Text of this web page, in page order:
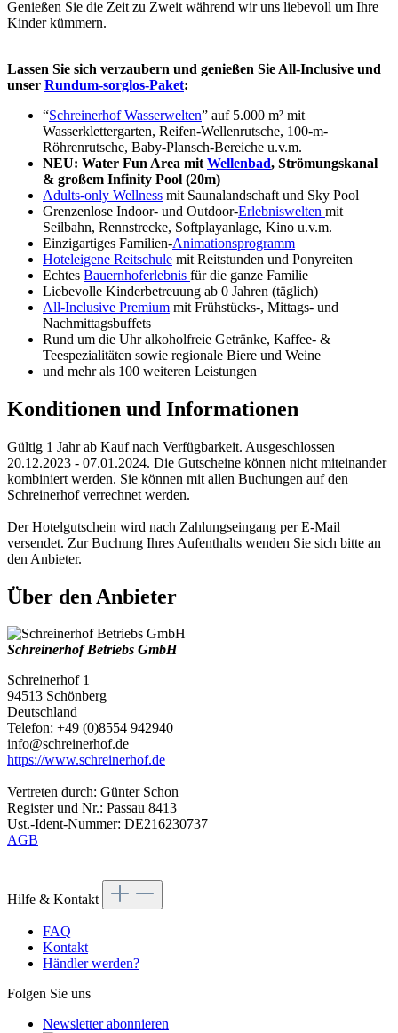
Genießen Sie die Zeit zu Zweit während wir uns liebevoll um Ihre
Kinder kümmern.
Lassen Sie sich verzaubern und genießen Sie All-Inclusive und
unser Rundum-sorglos-Paket:
“Schreinerhof Wasserwelten” auf 5.000 m² mit
Wasserklettergarten, Reifen-Wellenrutsche, 100-m-
Röhrenrutsche, Baby-Plansch-Bereiche u.v.m.
NEU: Water Fun Area mit Wellenbad, Strömungskanal
& großem Infinity Pool (20m)
Adults-only Wellness mit Saunalandschaft und Sky Pool
Grenzenlose Indoor- und Outdoor-Erlebniswelten mit
Seilbahn, Rennstrecke, Softplayanlage, Kino u.v.m.
Einzigartiges Familien-Animationsprogramm
Hoteleigene Reitschule mit Reitstunden und Ponyreiten
Echtes Bauernhoferlebnis für die ganze Familie
Liebevolle Kinderbetreuung ab 0 Jahren (täglich)
All-Inclusive Premium mit Frühstücks-, Mittags- und
Nachmittagsbuffets
Rund um die Uhr alkoholfreie Getränke, Kaffee- &
Teespezialitäten sowie regionale Biere und Weine
und mehr als 100 weiteren Leistungen
Konditionen und Informationen
Gültig 1 Jahr ab Kauf nach Verfügbarkeit. Ausgeschlossen
20.12.2023 - 07.01.2024. Die Gutscheine können nicht miteinander
kombiniert werden. Sie können mit allen Buchungen auf den
Schreinerhof verrechnet werden.
Der Hotelgutschein wird nach Zahlungseingang per E-Mail
versendet. Zur Buchung Ihres Aufenthalts wenden Sie sich bitte an
den Anbieter.
Über den Anbieter
Schreinerhof Betriebs GmbH
Schreinerhof 1
94513 Schönberg
Deutschland
Telefon: +49 (0)8554 942940
info@schreinerhof.de
https://www.schreinerhof.de
Vertreten durch: Günter Schon
Register und Nr.: Passau 8413
Ust.-Ident-Nummer: DE216230737
AGB
Hilfe & Kontakt
FAQ
Kontakt
Händler werden?
Folgen Sie uns
Newsletter abonnieren